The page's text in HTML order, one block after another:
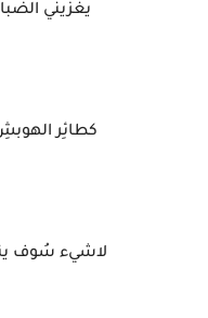
يغزيني
كطائِر
لاشيء سُوف